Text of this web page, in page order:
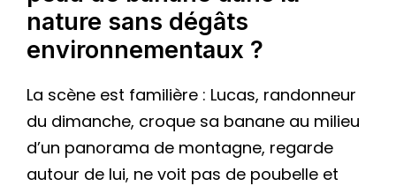
nature sans dégâts
environnementaux ?
La scène est familière : Lucas, randonneur
du dimanche, croque sa banane au milieu
d’un panorama de montagne, regarde
autour de lui, ne voit pas de poubelle et